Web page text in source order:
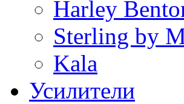
Harley
Sterling by
Kala
Усилители